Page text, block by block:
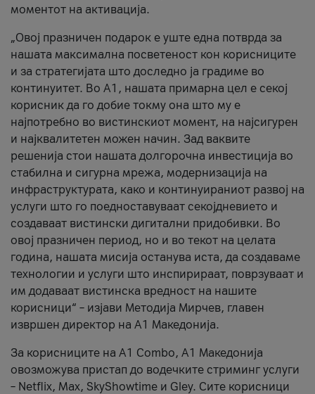
моментот на активација.
„Овој празничен подарок е уште една потврда за
нашата максимална посветеност кон корисниците
и за стратегијата што доследно ја градиме во
континуитет. Во А1, нашата примарна цел е секој
корисник да го добие токму она што му е
најпотребно во вистинскиот момент, на најсигурен
и најквалитетен можен начин. Зад ваквите
решенија стои нашата долгорочна инвестиција во
стабилна и сигурна мрежа, модернизација на
инфраструктурата, како и континуираниот развој на
услуги што го поедноставуваат секојдневието и
создаваат вистински дигитални придобивки. Во
овој празничен период, но и во текот на целата
година, нашата мисија останува иста, да создаваме
технологии и услуги што инспирираат, поврзуваат и
им додаваат вистинска вредност на нашите
корисници“ – изјави Методија Мирчев, главен
извршен директор на А1 Македонија.
За корисниците на A1 Combo, А1 Македонија
овозможува пристап до водечките стриминг услуги
– Netflix, Max, SkyShowtime и Gley. Сите корисници